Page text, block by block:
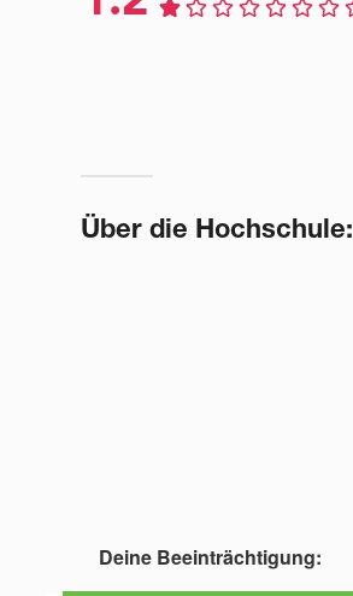
Über die Hochschule:
Deine Beeinträchtigung: